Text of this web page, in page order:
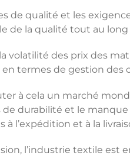
de qualité et les
de la qualité tout au
volatilité des prix des
en termes de gestion des
à cela un marché
durabilité et le manque
à l’expédition et à la
l’industrie textile